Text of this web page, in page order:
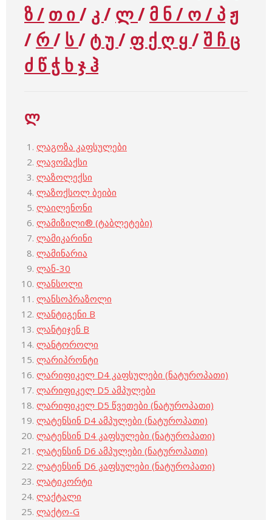
ზ / თ ი/ კ/ ლ/ მ ნ / ო/ პ ჟ
/ რ/ ს/ ტ უ/ ფ ქ ღ ყ /შ ჩ ც
ძ წ ჭ ხ ჯ ჰ
ლ
ლაგოზა კაფსულები
ლავომაქსი
ლაზოლექსი
ლაზოქსოლ ბეიბი
ლაილენონი
ლამიზილი® (ტაბლეტები)
ლამიკარინი
ლამინარია
ლან-30
ლანსოლი
ლანსოპრაზოლი
ლანტიგენი B
ლანტიჯენ B
ლანტოროლი
ლარიპრონტი
ლარიფიკელ D4 კაფსულები (ნატუროპათი)
ლარიფიკელ D5 ამპულები
ლარიფიკელ D5 წვეთები (ნატუროპათი)
ლატენსინ D4 ამპულები (ნატუროპათი)
ლატენსინ D4 კაფსულები (ნატუროპათი)
ლატენსინ D6 ამპულები (ნატუროპათი)
ლატენსინ D6 კაფსულები (ნატუროპათი)
ლატიკორტი
ლაქტალი
ლაქტო-G